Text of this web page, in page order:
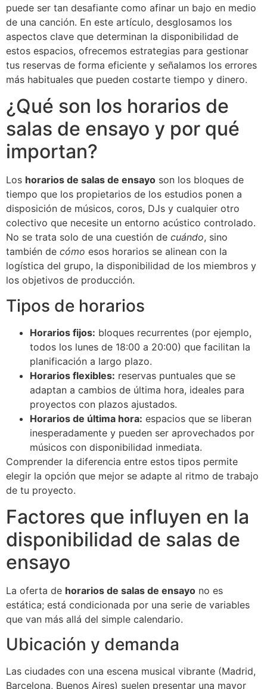
puede ser tan desafiante como afinar un bajo en medio
de una canción. En este artículo, desglosamos los
aspectos clave que determinan la disponibilidad de
estos espacios, ofrecemos estrategias para gestionar
tus reservas de forma eficiente y señalamos los errores
más habituales que pueden costarte tiempo y dinero.
¿Qué son los horarios de
salas de ensayo y por qué
importan?
Los horarios de salas de ensayo son los bloques de
tiempo que los propietarios de los estudios ponen a
disposición de músicos, coros, DJs y cualquier otro
colectivo que necesite un entorno acústico controlado.
No se trata solo de una cuestión de cuándo, sino
también de cómo esos horarios se alinean con la
logística del grupo, la disponibilidad de los miembros y
los objetivos de producción.
Tipos de horarios
Horarios fijos: bloques recurrentes (por ejemplo,
todos los lunes de 18:00 a 20:00) que facilitan la
planificación a largo plazo.
Horarios flexibles: reservas puntuales que se
adaptan a cambios de última hora, ideales para
proyectos con plazos ajustados.
Horarios de última hora: espacios que se liberan
inesperadamente y pueden ser aprovechados por
músicos con disponibilidad inmediata.
Comprender la diferencia entre estos tipos permite
elegir la opción que mejor se adapte al ritmo de trabajo
de tu proyecto.
Factores que influyen en la
disponibilidad de salas de
ensayo
La oferta de horarios de salas de ensayo no es
estática; está condicionada por una serie de variables
que van más allá del simple calendario.
Ubicación y demanda
Las ciudades con una escena musical vibrante (Madrid,
Barcelona, Buenos Aires) suelen presentar una mayor